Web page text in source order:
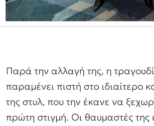
Παρά την αλλαγή της, η
παραμένει πιστή στο ιδιαίτερο
της στυλ, που την έκανε να
πρώτη στιγμή. Οι θαυμαστές της